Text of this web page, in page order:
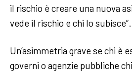
il rischio è creare una nuova
vede il rischio e chi lo subisce”.
Un’asimmetria grave se chi è
governi o agenzie pubbliche